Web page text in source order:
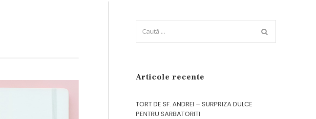
Articole recente
TORT DE SF. ANDREI – SURPRIZA DULCE
PENTRU SARBATORITI